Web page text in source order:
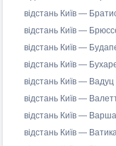
відстань Київ —
відстань Київ —
відстань Київ —
відстань Київ —
відстань Київ — Вадуц
відстань Київ —
відстань Київ —
відстань Київ —